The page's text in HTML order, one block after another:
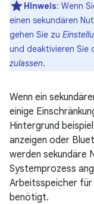
Hinweis: Wenn
einen sekundären
gehen Sie zu
und deaktivieren Sie
zulassen.
Wenn ein
einige
Hintergrund
anzeigen oder
werden sekundäre
Systemprozess
Arbeitsspeicher für
benötigt.